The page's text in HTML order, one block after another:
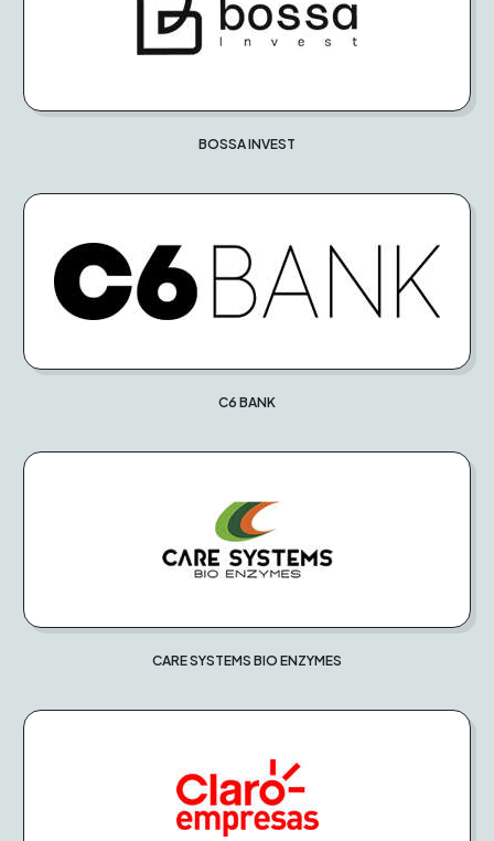
BOSSA INVEST
C6 BANK
CARE SYSTEMS BIO ENZYMES